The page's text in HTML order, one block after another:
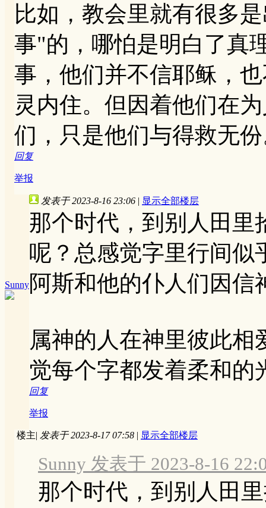
比如，教会里就有很多
事"的，哪怕是明白了真
事，他们并不信耶稣，
灵内住。但因着他们在
们，只是他们与得救无
回复
举报
Sunny
发表于 2023-8-16 23:06 | 显示全部楼层
那个时代，到别人田里
呢？总感觉字里行间似
阿斯和他的仆人们因信
属神的人在神里彼此
觉每个字都发着柔和的
回复
举报
楼主| 发表于 2023-8-17 07:58 | 显示全部楼层
Sunny 发表于 2023-8-16
那个时代，到别人田